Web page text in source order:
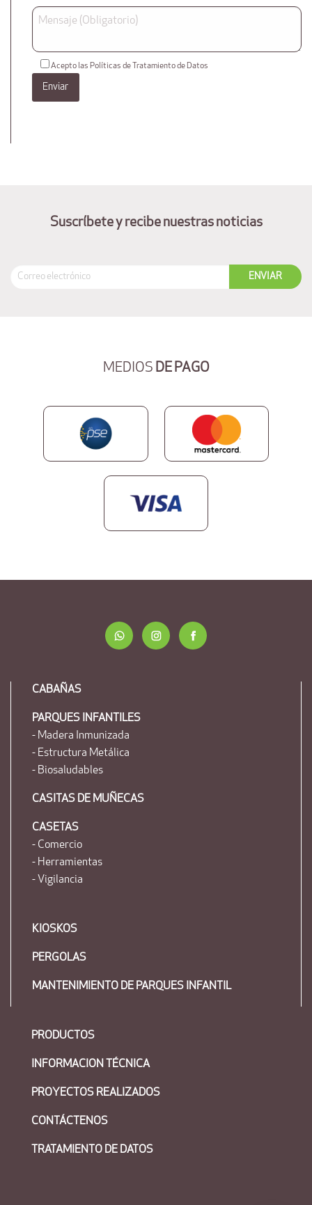
Acepto las Políticas de Tratamiento de Datos
Suscríbete y recibe nuestras noticias
MEDIOS DE PAGO
CABAÑAS
PARQUES INFANTILES
- Madera Inmunizada
- Estructura Metálica
- Biosaludables
CASITAS DE MUÑECAS
CASETAS
- Comercio
- Herramientas
- Vigilancia
KIOSKOS
PERGOLAS
MANTENIMIENTO DE PARQUES INFANTIL
PRODUCTOS
INFORMACION TÉCNICA
PROYECTOS REALIZADOS
CONTÁCTENOS
TRATAMIENTO DE DATOS